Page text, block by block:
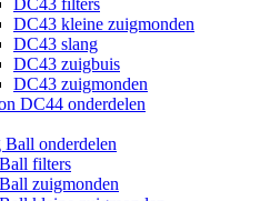
DC43 filters
DC43 kleine zuigmonden
DC43 slang
DC43 zuigbuis
DC43 zuigmonden
DC44 onderdelen
onderdelen
filters
zuigmonden